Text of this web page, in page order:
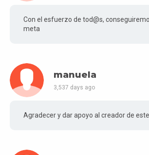
Con el esfuerzo de tod@s,
meta
manuela
3,537 days ago
Agradecer y dar apoyo al creador de